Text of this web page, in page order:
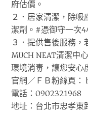
府估價。
２．居家清潔，除
潔劑。#憑御守一次
３．提供售後服務，
MUCH NEAT清潔中
環境消毒，讓您安心
官網／ＦＢ粉絲頁：
電話：0902321968
地址：台北市忠孝東